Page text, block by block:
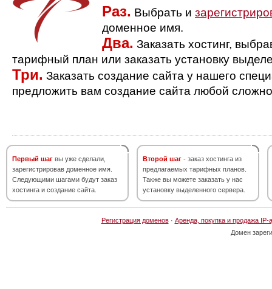
Раз. Выбрать и
доменное имя.
Два. Заказать хостинг,
тарифный план или заказать установку
Три. Заказать создание сайта у нашего
предложить вам создание сайта любой
Первый шаг вы уже сделали,
зарегистрировав доменное имя.
Следующими шагами будут заказ
хостинга и создание сайта.
Второй шаг - заказ хостинга из
предлагаемых тарифных планов.
Также вы можете заказать у нас
установку выделенного сервера.
Регистрация доменов· Аренда, покупка и продажа IP-
Домен